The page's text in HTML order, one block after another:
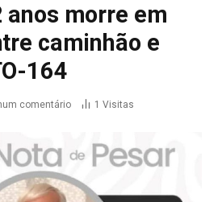
anos morre em
caminhão e
164
comentário 1 Visitas